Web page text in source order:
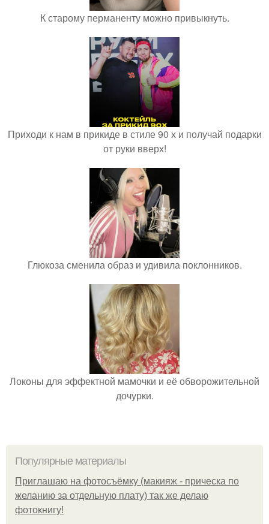
К старому перманенту можно привыкнуть.
Приходи к нам в прикиде в стиле 90 х и получай подарки
от руки вверх!
Глюкоза сменила образ и удивила поклонников.
Локоны для эффектной мамочки и её обворожительной
дочурки.
Популярные материалы
Приглашаю на фотосъёмку (макияж - прическа по
желанию за отдельную плату) так же делаю
фотокнигу!